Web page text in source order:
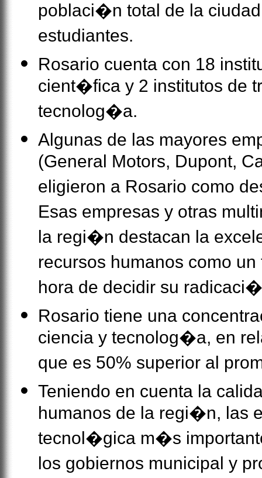
poblaci�n total de la
estudiantes.
Rosario cuenta con 18
cient�fica y 2 institutos de
tecnolog�a.
Algunas de las mayores
(General Motors, Dupont,
eligieron a Rosario como
Esas empresas y otras
la regi�n destacan la
recursos humanos como
hora de decidir su
Rosario tiene una
ciencia y tecnolog�a, en
que es 50% superior al
Teniendo en cuenta la
humanos de la regi�n, las
tecnol�gica m�s
los gobiernos municipal y